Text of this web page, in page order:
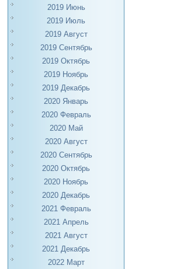
2019 Июнь
2019 Июль
2019 Август
2019 Сентябрь
2019 Октябрь
2019 Ноябрь
2019 Декабрь
2020 Январь
2020 Февраль
2020 Май
2020 Август
2020 Сентябрь
2020 Октябрь
2020 Ноябрь
2020 Декабрь
2021 Февраль
2021 Апрель
2021 Август
2021 Декабрь
2022 Март